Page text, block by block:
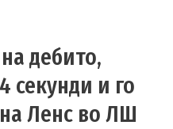
дебито,
секунди и го
Ленс во ЛШ